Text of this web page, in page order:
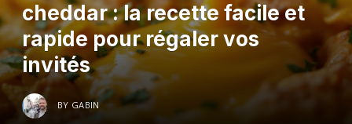
cheddar : la recette facile et
rapide pour régaler vos
invités
BY GABIN